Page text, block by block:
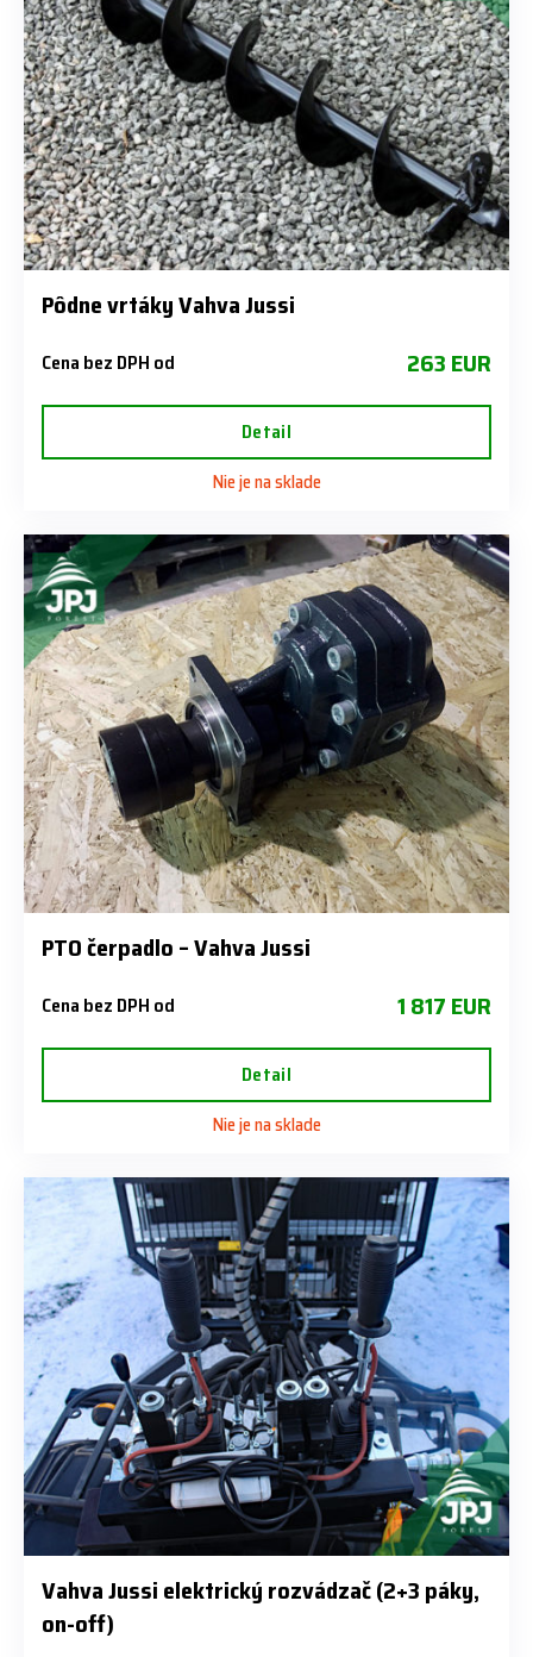
Pôdne vrtáky Vahva Jussi
Cena bez DPH od 263 EUR
Detail
Nie je na sklade
PTO čerpadlo – Vahva Jussi
Cena bez DPH od 1 817 EUR
Detail
Nie je na sklade
Vahva Jussi elektrický rozvádzač (2+3 páky,
on-off)